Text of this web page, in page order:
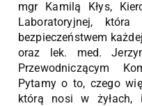
mgr Kamilą Kłys,
Laboratoryjnej,
bezpieczeństwem
oraz lek. med.
Przewodniczącym
Pytamy o to, czego
którą nosi w żyłach,